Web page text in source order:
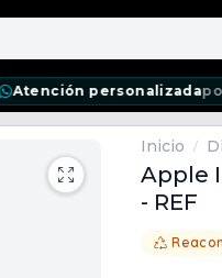
personalizadapor
Inicio /
Apple
- REF